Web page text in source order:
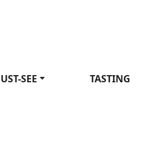
SEE TASTING